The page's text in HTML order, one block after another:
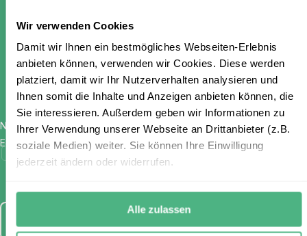
Wir verwenden Cookies
Damit wir Ihnen ein bestmögliches Webseiten-Erlebnis
anbieten können, verwenden wir Cookies. Diese werden
platziert, damit wir Ihr Nutzerverhalten analysieren und
Ihnen somit die Inhalte und Anzeigen anbieten können, die
Sie interessieren. Außerdem geben wir Informationen zu
Ihrer Verwendung unserer Webseite an Drittanbieter (z.B.
soziale Medien) weiter. Sie können Ihre Einwilligung
jederzeit ändern oder widerrufen.
Alle zulassen
kostenlosen Newsletter an und
erhalten Sie einen 100 €
Gutschein
Name *
E-Mail *
Ich habe die Bestimmungen zumDatenschutzgelesen und
stimme diesen zu.